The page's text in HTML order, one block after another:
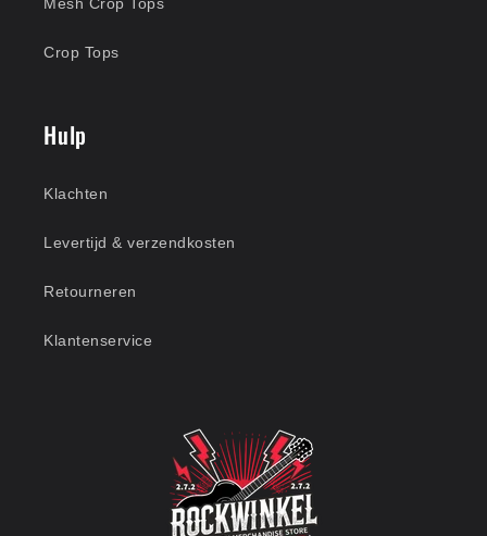
Crop Tops
Hulp
Klachten
Levertijd & verzendkosten
Retourneren
Klantenservice